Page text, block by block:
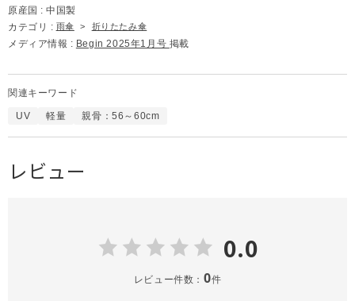
原産国 : 中国製
カテゴリ : 雨傘 > 折りたたみ傘
メディア情報 : Begin 2025年1月号 掲載
関連キーワード
UV 軽量 親骨：56～60cm
レビュー
0.0
レビュー件数： 0件